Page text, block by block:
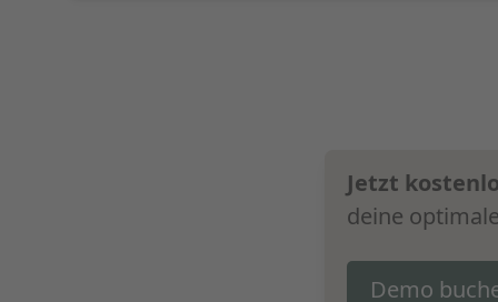
Jetzt
deine
Demo